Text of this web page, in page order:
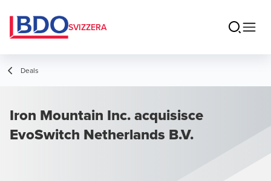
SVIZZERA
Deals
Iron Mountain Inc. acquisisce
EvoSwitch Netherlands B.V.